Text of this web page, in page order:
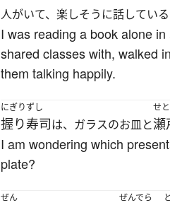
人がいて、楽しそうに話している
I was reading a book alone
shared classes with, walked
them talking happily.
にぎりずし
握り寿司は、ガラスのお皿と
せ
瀬
I am wondering which
plate?
ぜん
ぜんでら と